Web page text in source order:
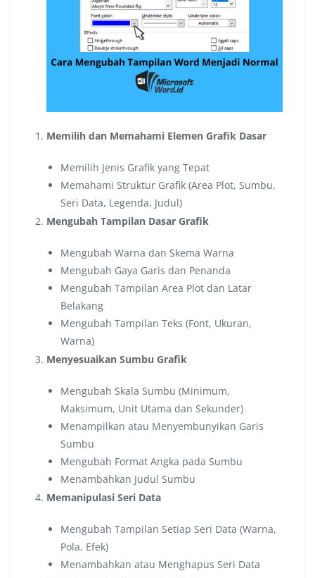
Memilih dan Memahami Elemen Grafik Dasar
Memilih Jenis Grafik yang Tepat
Memahami Struktur Grafik (Area Plot, Sumbu,
Seri Data, Legenda, Judul)
Mengubah Tampilan Dasar Grafik
Mengubah Warna dan Skema Warna
Mengubah Gaya Garis dan Penanda
Mengubah Tampilan Area Plot dan Latar
Belakang
Mengubah Tampilan Teks (Font, Ukuran,
Warna)
Menyesuaikan Sumbu Grafik
Mengubah Skala Sumbu (Minimum,
Maksimum, Unit Utama dan Sekunder)
Menampilkan atau Menyembunyikan Garis
Sumbu
Mengubah Format Angka pada Sumbu
Menambahkan Judul Sumbu
Memanipulasi Seri Data
Mengubah Tampilan Setiap Seri Data (Warna,
Pola, Efek)
Menambahkan atau Menghapus Seri Data